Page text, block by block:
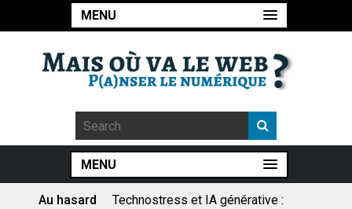
MENU
MENU
Au hasard
Technostress et IA générative :